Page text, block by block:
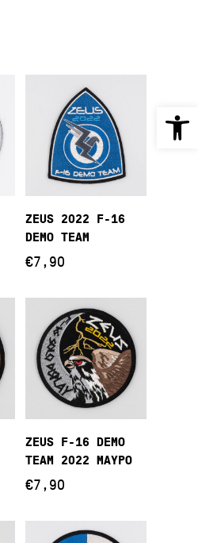
Προσθήκη Στο
Καλάθι
ZEUS 2022 F-16
DEMO TEAM
€7,90
Προσθήκη Στο
Καλάθι
ZEUS F-16 DEMO
TEAM 2022 ΜΑΥΡΟ
€7,90